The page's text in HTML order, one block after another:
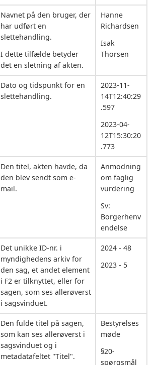
Navnet på den bruger, der
har udført en
slettehandling.
I dette tilfælde betyder
det en sletning af akten.
Hanne
Richardsen
Isak
Thorsen
Dato og tidspunkt for en
slettehandling.
2023-11-
14T12:40:29
.597
2023-04-
12T15:30:20
.773
Den titel, akten havde, da
den blev sendt som e-
mail.
Anmodning
om faglig
vurdering
Sv:
Borgerhenv
endelse
Det unikke ID-nr. i
myndighedens arkiv for
den sag, et andet element
i F2 er tilknyttet, eller for
sagen, som ses allerøverst
i sagsvinduet.
2024 - 48
2023 - 5
Den fulde titel på sagen,
som kan ses allerøverst i
sagsvinduet og i
metadatafeltet "Titel".
Bestyrelses
møde
§20-
spørgsmål